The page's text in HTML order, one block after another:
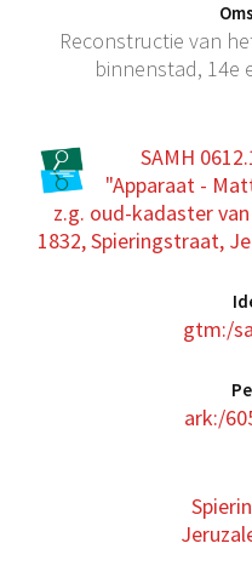
Reconstructie van
binnenstad, 14e
SAMH
"Apparaat -
z.g. oud-kadaster
1832, Spieringstraat,
gtm:/
ark:/